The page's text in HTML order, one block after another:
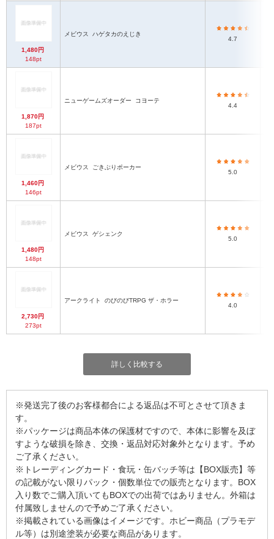
1,480円
148pt
メビウス ハゲタカのえじき
4.7
1,870円
187pt
ニューゲームズオーダー コヨーテ
4.4
1,460円
146pt
メビウス ごきぶりポーカー
5.0
1,480円
148pt
メビウス ゲシェンク
5.0
2,730円
273pt
アークライト のびのびTRPG ザ・ホラー
4.0
詳しく比較する
※発送完了後のお客様都合による返品は不可とさせて頂きま
す。
※パッケージは商品本体の保護材ですので、本体に影響を及ぼ
すような破損を除き、交換・返品対応対象外となります。予め
ご了承ください。
※トレーディングカード・食玩・缶バッチ等は【BOX販売】等
の記載がない限りパック・個数単位での販売となります。BOX
入り数でご購入頂いてもBOXでの出荷ではありません。外箱は
付属致しませんので予めご了承ください。
※掲載されている画像はイメージです。ホビー商品（プラモデ
ル等）は別途塗装が必要な商品があります。